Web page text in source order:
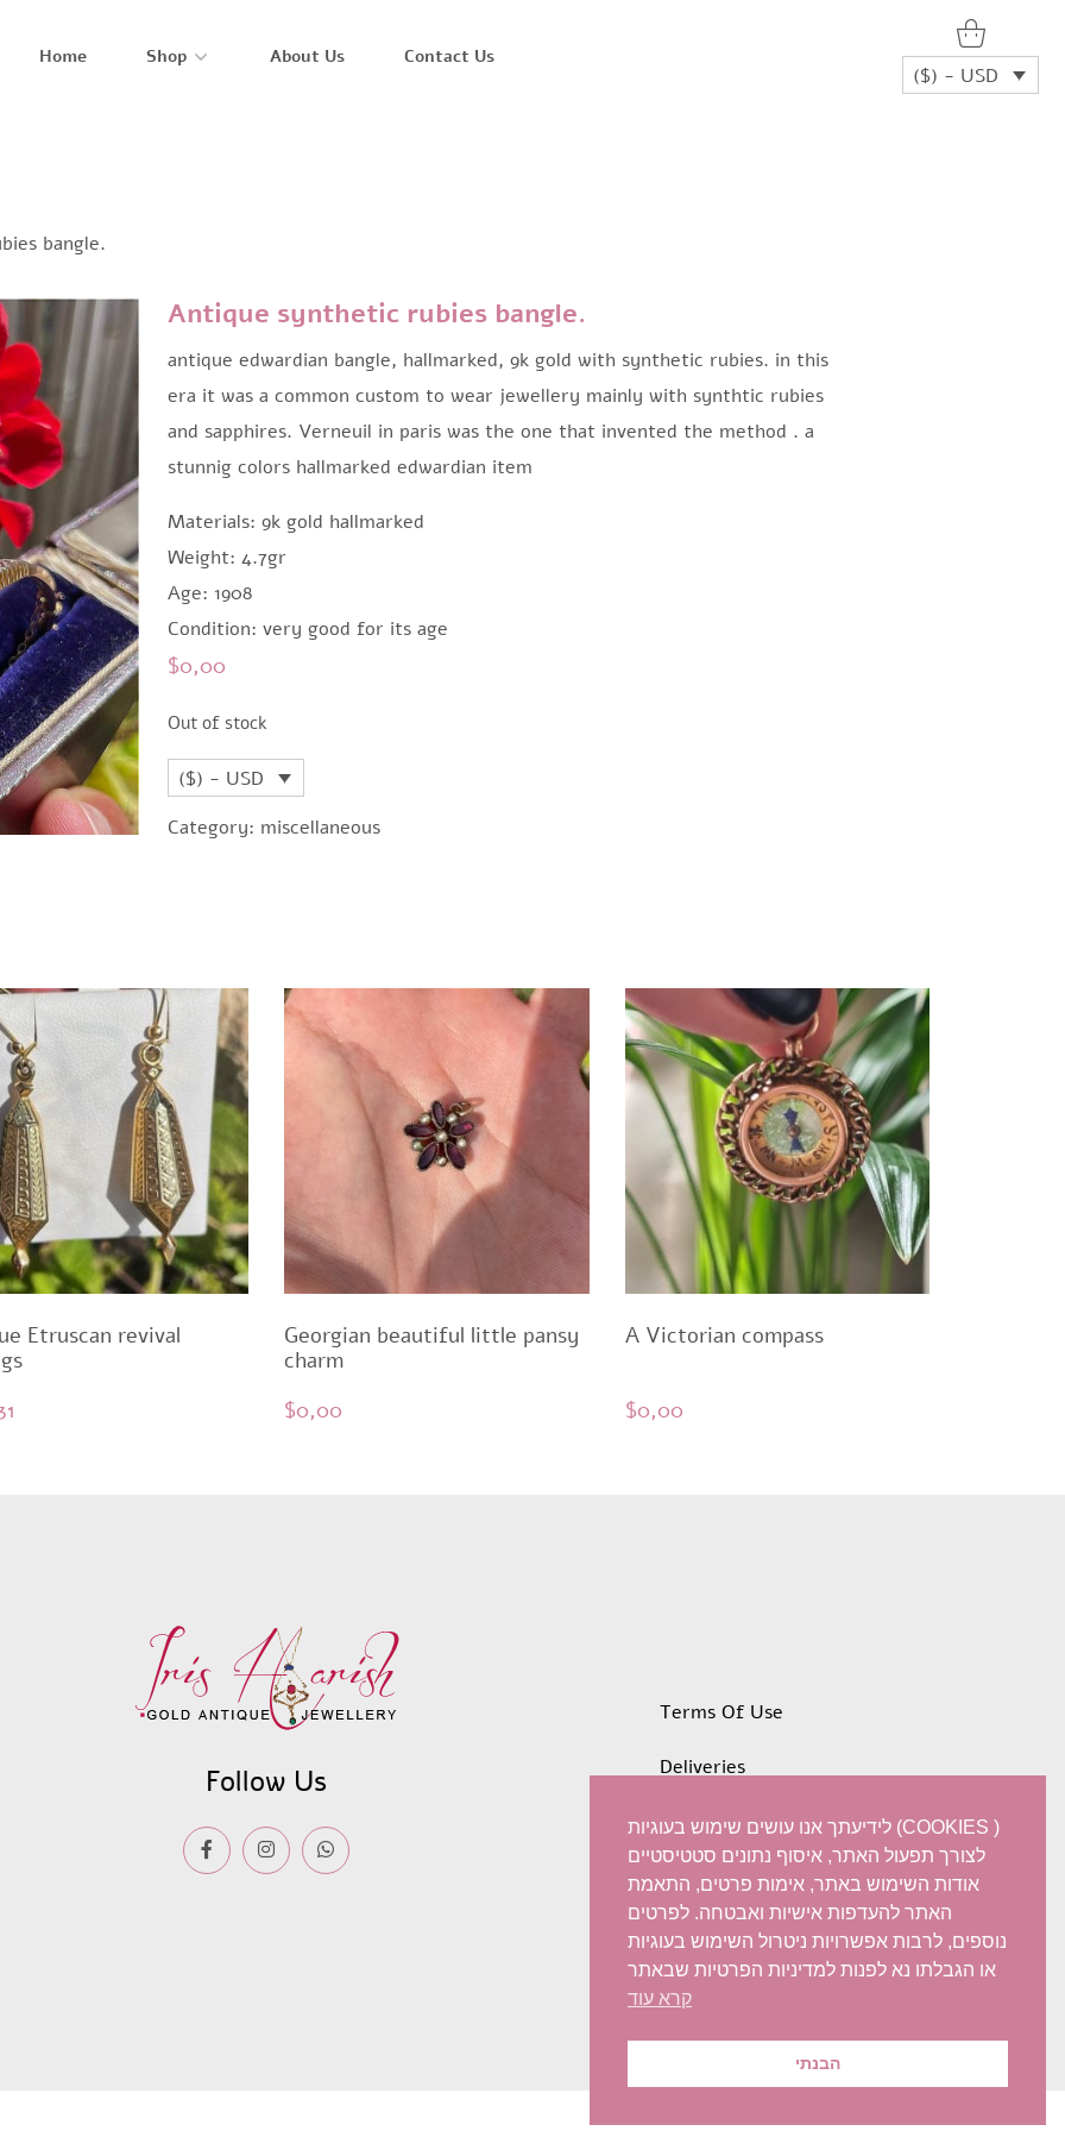
Home Shop About Us Contact Us
($) - USD
bangle.
Antique synthetic rubies bangle.
antique edwardian bangle, hallmarked, 9k gold with synthetic rubies. in this
era it was a common custom to wear jewellery mainly with synthtic rubies
and sapphires. Verneuil in paris was the one that invented the method . a
stunnig colors hallmarked edwardian item
Materials: 9k gold hallmarked
Weight: 4.7gr
Age: 1908
Condition: very good for its age
$0,00
Out of stock
($) - USD
Category: miscellaneous
Etruscan revival
Georgian beautiful little pansy
charm
$0,00
A Victorian compass
$0,00
Follow Us
Terms Of Use
Deliveries
Privacy policy
Refunds and Exchanges
Accessibility statement
לידיעתך אנו עושים שימוש בעוגיות (COOKIES )
לצורך תפעול האתר, איסוף נתונים סטטיסטיים
אודות השימוש באתר, אימות פרטים, התאמת
האתר להעדפות אישיות ואבטחה. לפרטים
נוספים, לרבות אפשרויות ניטרול השימוש בעוגיות
או הגבלתו נא לפנות למדיניות הפרטיות שבאתר
קרא עוד
הבנתי